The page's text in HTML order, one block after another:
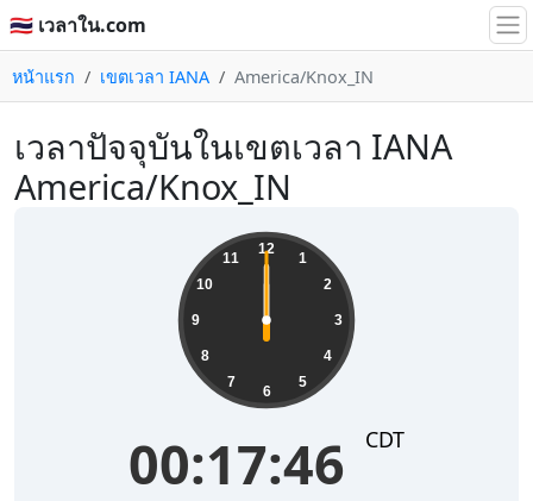
🇹🇭 เวลาใน.com
หน้าแรก เขตเวลา IANA America/Knox_IN
เวลาปัจจุบันในเขตเวลา IANA
America/Knox_IN
12
1
2
3
4
5
6
7
8
9
10
11
00:17:46 CDT